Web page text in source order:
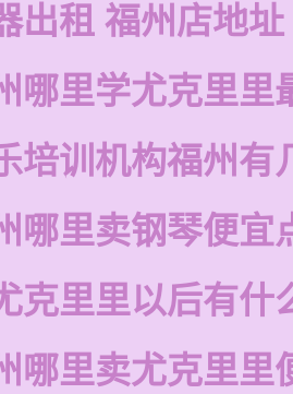
出租 福州店地址
哪里学尤克里里
培训机构福州有
哪里卖钢琴便宜
克里里以后有什
哪里卖尤克里里